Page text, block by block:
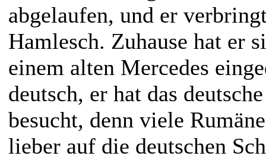
abgelaufen, und er
Hamlesch. Zuhause hat er
einem alten Mercedes
deutsch, er hat das
besucht, denn viele
lieber auf die deutschen